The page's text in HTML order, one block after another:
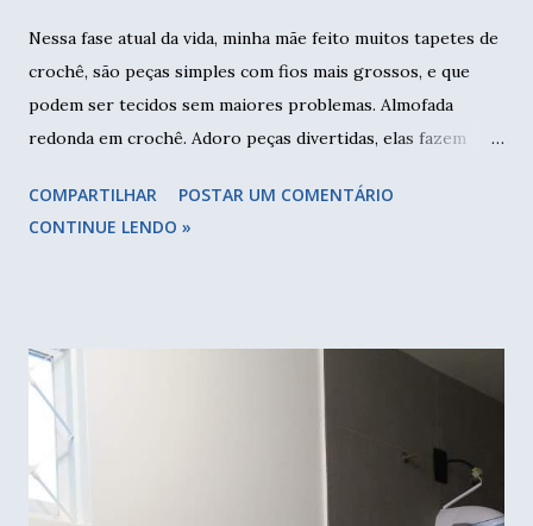
Nessa fase atual da vida, minha mãe feito muitos tapetes de
crochê, são peças simples com fios mais grossos, e que
podem ser tecidos sem maiores problemas. Almofada
redonda em crochê. Adoro peças divertidas, elas fazem
Numa das minhas visitas, encontrei dois tapetes coloridos,
feitos com sobras dos barbantes. Um eu vou aumentar um
parte de trás com zíper. Dois pedaços de tecido e almofada
dobrada como molde. Deixei uma margem de mais ou
menos dois dedos em volta. Escolhi um jeans stretcht que é
mais maleável que já tinha em casa. Vamos colocar o zíper
para poder tirar a capa para lavar. Separe um tecido,
COMPARTILHAR
POSTAR UM COMENTÁRIO
CONTINUE LENDO »